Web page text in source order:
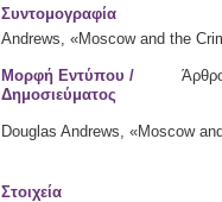
Συντομογραφία
Andrews, «Moscow and the
Μορφή Εντύπου /
Δημοσιεύματος
Douglas Andrews, «Moscow
Στοιχεία